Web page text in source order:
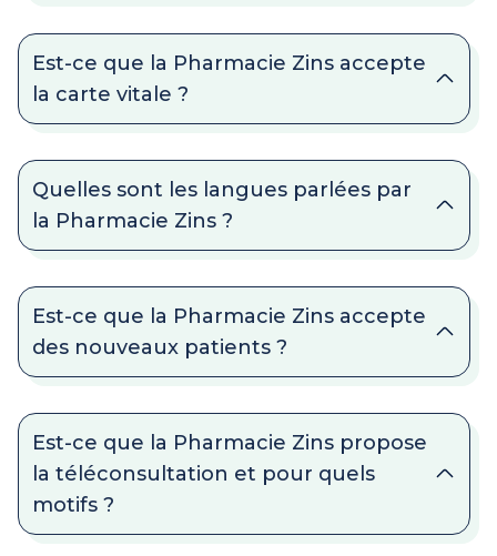
Est-ce que la Pharmacie Zins accepte
la carte vitale ?
Quelles sont les langues parlées par
la Pharmacie Zins ?
Est-ce que la Pharmacie Zins accepte
des nouveaux patients ?
Est-ce que la Pharmacie Zins propose
la téléconsultation et pour quels
motifs ?